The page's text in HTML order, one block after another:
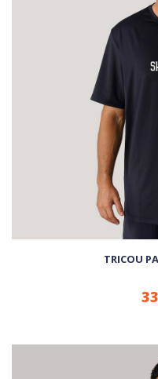
TRICOU